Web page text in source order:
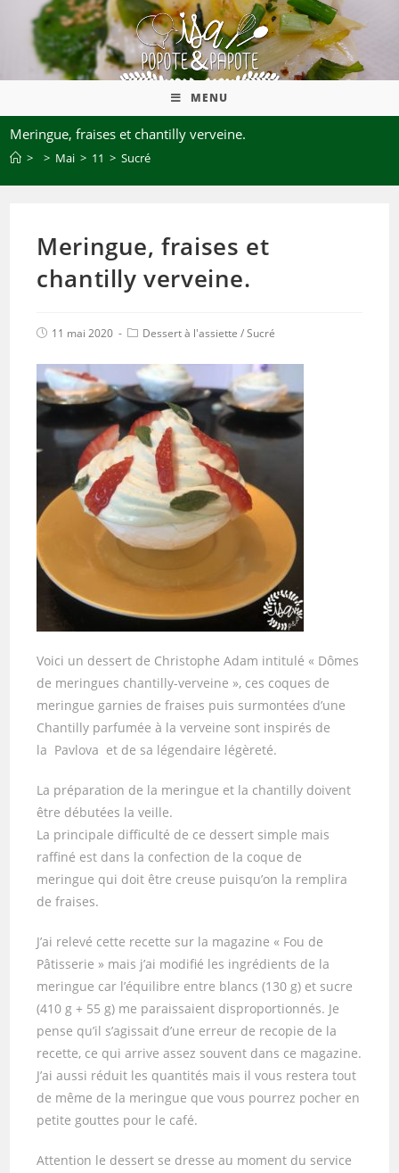
MENU
Meringue, fraises et chantilly verveine.
> > Mai > 11 > Sucré
Meringue, fraises et
chantilly verveine.
11 mai 2020 Dessert à l'assiette /Sucré
Voici un dessert de Christophe Adam intitulé « Dômes
de meringues chantilly-verveine », ces coques de
meringue garnies de fraises puis surmontées d’une
Chantilly parfumée à la verveine sont inspirés de
la Pavlova et de sa légendaire légèreté.
La préparation de la meringue et la chantilly doivent
être débutées la veille.
La principale difficulté de ce dessert simple mais
raffiné est dans la confection de la coque de
meringue qui doit être creuse puisqu’on la remplira
de fraises.
J’ai relevé cette recette sur la magazine « Fou de
Pâtisserie » mais j’ai modifié les ingrédients de la
meringue car l’équilibre entre blancs (130 g) et sucre
(410 g + 55 g) me paraissaient disproportionnés. Je
pense qu’il s’agissait d’une erreur de recopie de la
recette, ce qui arrive assez souvent dans ce magazine.
J’ai aussi réduit les quantités mais il vous restera tout
de même de la meringue que vous pourrez pocher en
petite gouttes pour le café.
Attention le dessert se dresse au moment du service